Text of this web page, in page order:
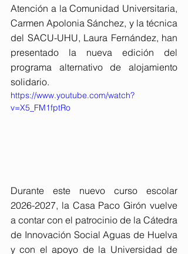
Atención a la Comunidad Universitaria,
Carmen Apolonia Sánchez, y la técnica
del SACU-UHU, Laura Fernández, han
presentado la nueva edición del
programa alternativo de alojamiento
solidario.
https://www.youtube.com/watch?
v=X5_FM1fptRo
Durante este nuevo curso escolar
2026-2027, la Casa Paco Girón vuelve
a contar con el patrocinio de la Cátedra
de Innovación Social Aguas de Huelva
y con el apoyo de la Universidad de